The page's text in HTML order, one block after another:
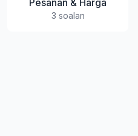
Pesanan & Harga
3 soalan